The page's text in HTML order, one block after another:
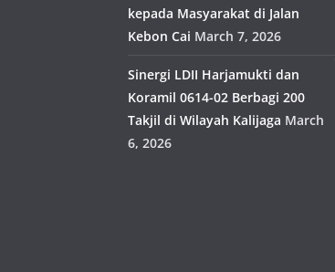
kepada Masyarakat di Jalan
Kebon Cai March 7, 2026
Sinergi LDII Harjamukti dan
Koramil 0614-02 Berbagi 200
Takjil di Wilayah Kalijaga March
6, 2026